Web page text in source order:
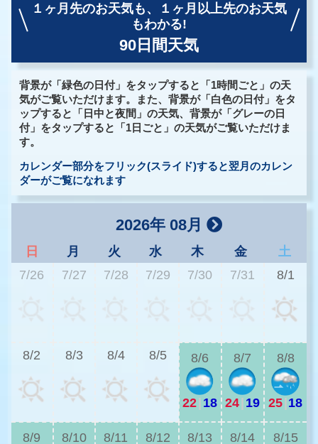
１ヶ月先のお天気も、
１ヶ月以上先のお天気
もわかる!
90日間天気
背景が「緑色の日付」をタップすると「1時間ごと」の天
気がご覧いただけます。また、背景が「白色の日付」をタ
ップすると「日中と夜間」の天気、背景が「グレーの日
付」をタップすると「1日ごと」の天気がご覧いただけま
す。
カレンダー部分をフリック(スライド)すると翌月のカレン
ダーがご覧になれます
2026年 08月
日 月 火 水 木 金
土
7/26
7/27 7/28 7/29 7/30 7/31 8/1
8/2 8/3 8/4 8/5 8/6
22| 18
8/7
24| 19
8/8
25|18
8/9 8/10 8/11 8/12 8/13 8/14 8/15